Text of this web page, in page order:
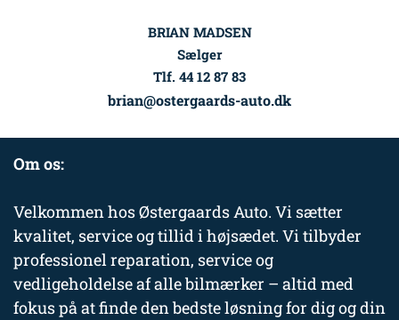
BRIAN MADSEN
Sælger
Tlf. 44 12 87 83
brian@ostergaards-auto.dk
Om os:
Velkommen hos Østergaards Auto. Vi sætter
kvalitet, service og tillid i højsædet. Vi tilbyder
professionel reparation, service og
vedligeholdelse af alle bilmærker – altid med
fokus på at finde den bedste løsning for dig og din